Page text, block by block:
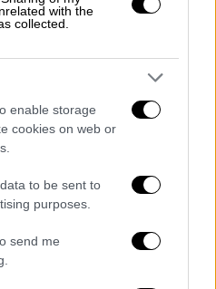
with the
collected.
enable storage
cookies on web or
to be sent to
purposes.
send me
την ανάσα: Μετά τη
Μελίσσα
– Συναγερμός
Κούβα
τους καθώς ο
του έτους έφτασε με
τα 200 χιλιόμετρα